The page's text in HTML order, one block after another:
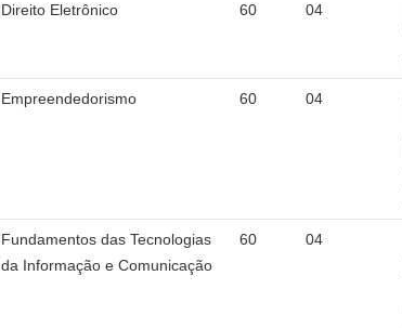
Direito Eletrônico 60 04
Empreendedorismo 60 04
Fundamentos das Tecnologias
da Informação e Comunicação
60 04